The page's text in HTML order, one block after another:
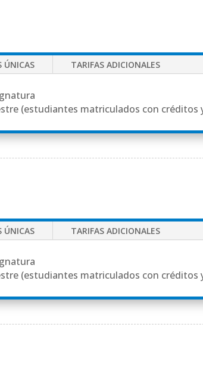
ÚNICAS TARIFAS ADICIONALES
(estudiantes matriculados con
ÚNICAS TARIFAS ADICIONALES
(estudiantes matriculados con